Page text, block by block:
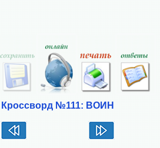
Кроссворд №111: ВОИН